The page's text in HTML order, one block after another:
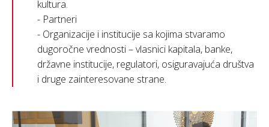
kultura.
- Partneri
- Organizacije i institucije sa kojima stvaramo
dugoročne vrednosti – vlasnici kapitala, banke,
državne institucije, regulatori, osiguravajuća društva
i druge zainteresovane strane.